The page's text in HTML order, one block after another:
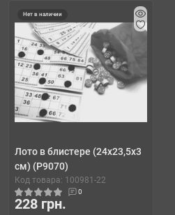
Нет в наличии
Лото в блистере (24х23,5х3
см) (P9070)
Код товара: 100981-22
0
228 грн.